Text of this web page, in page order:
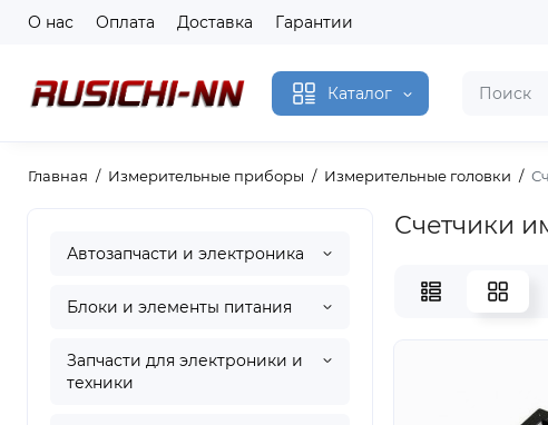
О нас Оплата Доставка Гарантии
Каталог
Главная Измерительные приборы Измерительные головки
Автозапчасти и электроника
Блоки и элементы питания
Запчасти для электроники и
техники
Счетчики